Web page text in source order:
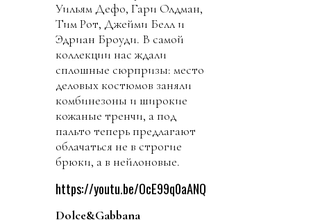
Уильям Дефо, Гари Олдман,
Тим Рот, Джейми Белл и
Эдриан Броуди. В самой
коллекции нас ждали
сплошные сюрпризы: место
деловых костюмов заняли
комбинезоны и широкие
кожаные тренчи, а под
пальто теперь предлагают
облачаться не в строгие
брюки, а в нейлоновые.
https://youtu.be/OcE99q0aANQ
Dolce&Gabbana